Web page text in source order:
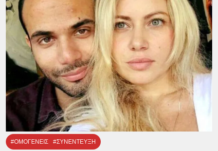
#ΟΜΟΓΕΝΕΙΣ #ΣΥΝΕΝΤΕΥΞΗ